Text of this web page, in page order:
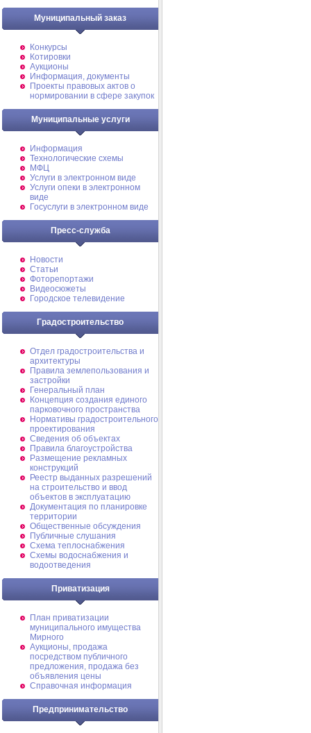
Муниципальный заказ
Конкурсы
Котировки
Аукционы
Информация, документы
Проекты правовых актов о
нормировании в сфере закупок
Муниципальные услуги
Информация
Технологические схемы
МФЦ
Услуги в электронном виде
Услуги опеки в электронном
виде
Госуслуги в электронном виде
Пресс-служба
Новости
Статьи
Фоторепортажи
Видеосюжеты
Городское телевидение
Градостроительство
Отдел градостроительства и
архитектуры
Правила землепользования и
застройки
Генеральный план
Концепция создания единого
парковочного пространства
Нормативы градостроительного
проектирования
Сведения об объектах
Правила благоустройства
Размещение рекламных
конструкций
Реестр выданных разрешений
на строительство и ввод
объектов в эксплуатацию
Документация по планировке
территории
Общественные обсуждения
Публичные слушания
Схема теплоснабжения
Схемы водоснабжения и
водоотведения
Приватизация
План приватизации
муниципального имущества
Мирного
Аукционы, продажа
посредством публичного
предложения, продажа без
объявления цены
Справочная информация
Предпринимательство